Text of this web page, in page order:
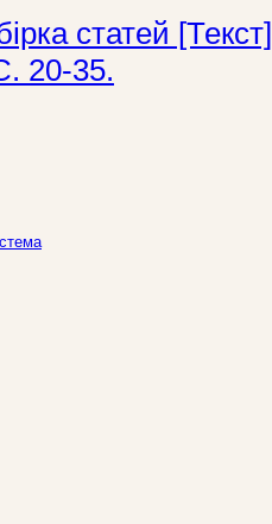
статей
20-35.